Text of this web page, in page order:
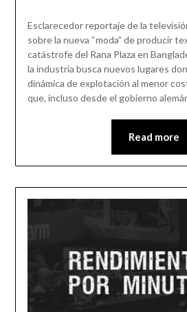
Esclarecedor reportaje de la
sobre la nueva “moda” de producir
catástrofe del Rana Plaza en
la industria busca nuevos lugares
dinámica de explotación al menor
que, incluso desde el gobierno
Read more